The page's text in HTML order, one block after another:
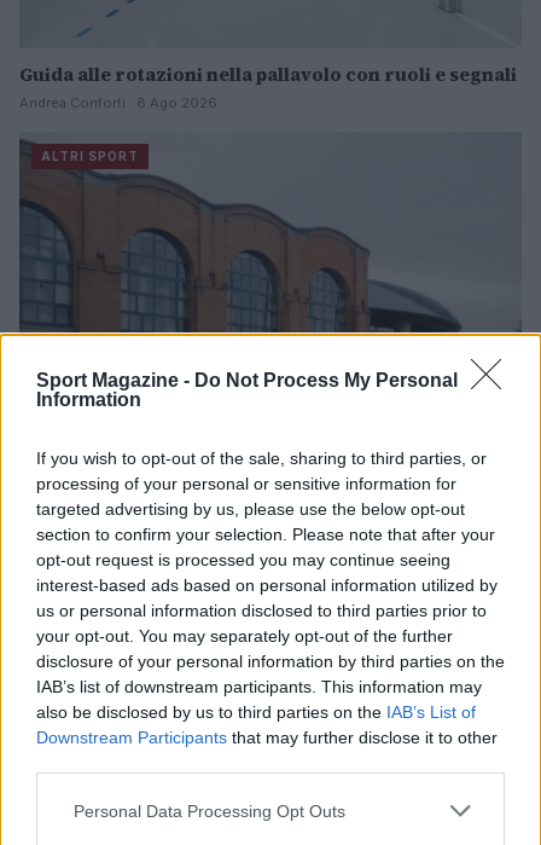
Sport Magazine - Do Not Process My Personal
Information
If you wish to opt-out of the sale, sharing to third parties, or
processing of your personal or sensitive information for
targeted advertising by us, please use the below opt-out
section to confirm your selection. Please note that after your
opt-out request is processed you may continue seeing
interest-based ads based on personal information utilized by
us or personal information disclosed to third parties prior to
your opt-out. You may separately opt-out of the further
disclosure of your personal information by third parties on the
IAB’s list of downstream participants. This information may
also be disclosed by us to third parties on the IAB’s List of
Downstream Participants that may further disclose it to other
Please note that this website/app uses one or more Google
Personal Data Processing Opt Outs
Guida alle rotazioni nella pallavolo con ruoli e segnali
Andrea Conforti · 8 Ago 2026
ALTRI SPORT
Valentina Zago: l’arrivo a Trescore Balneario e il suo
impatto nella pallavolo italiana
Andrea Conforti · 8 Ago 2026